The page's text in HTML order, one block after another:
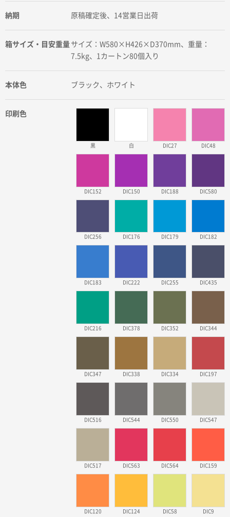
納期 原稿確定後、14営業日出荷
箱サイズ・目安重量 サイズ：W580×H426×D370mm、重量：
7.5kg、1カートン80個入り
本体色 ブラック、ホワイト
印刷色
黒 白 DIC27 DIC48
DIC152 DIC150 DIC188 DIC580
DIC256 DIC176 DIC179 DIC182
DIC183 DIC222 DIC255 DIC435
DIC216 DIC378 DIC352 DIC344
DIC347 DIC338 DIC334 DIC197
DIC516 DIC544 DIC550 DIC547
DIC517 DIC563 DIC564 DIC159
DIC120 DIC124 DIC58 DIC9